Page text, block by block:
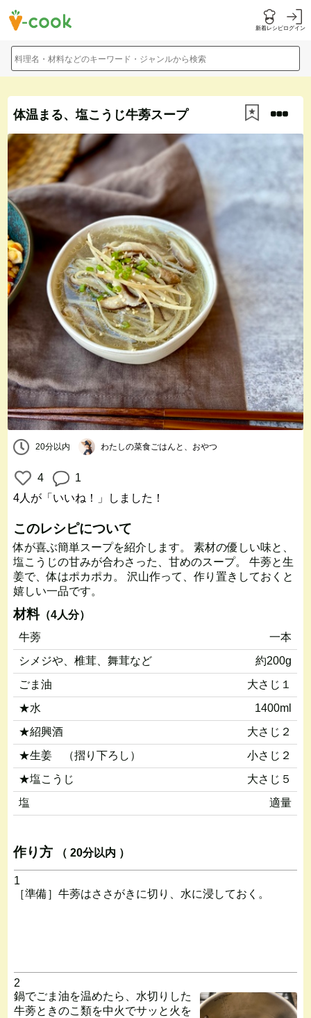
新着レシピログイン
料理名・材料などのキーワード・ジャンルから検索
体温まる、塩こうじ牛蒡スープ
20分以内 わたしの菜食ごはんと、おやつ
4
1
4人 が「いいね！」しました！
このレシピについて
体が喜ぶ簡単スープを紹介します。 素材の優しい味と、
塩こうじの甘みが合わさった、甘めのスープ。 牛蒡と生
姜で、体はポカポカ。 沢山作って、作り置きしておくと
嬉しい一品です。
材料（4人分）
牛蒡
一本
シメジや、椎茸、舞茸など
約200g
ごま油
大さじ１
★水
1400ml
★紹興酒
大さじ２
★生姜 （摺り下ろし）
小さじ２
★塩こうじ
大さじ５
塩
適量
作り方 （ 20分以内 ）
1
［準備］牛蒡はささがきに切り、水に浸しておく。
2
鍋でごま油を温めたら、水切りした
牛蒡ときのこ類を中火でサッと火を